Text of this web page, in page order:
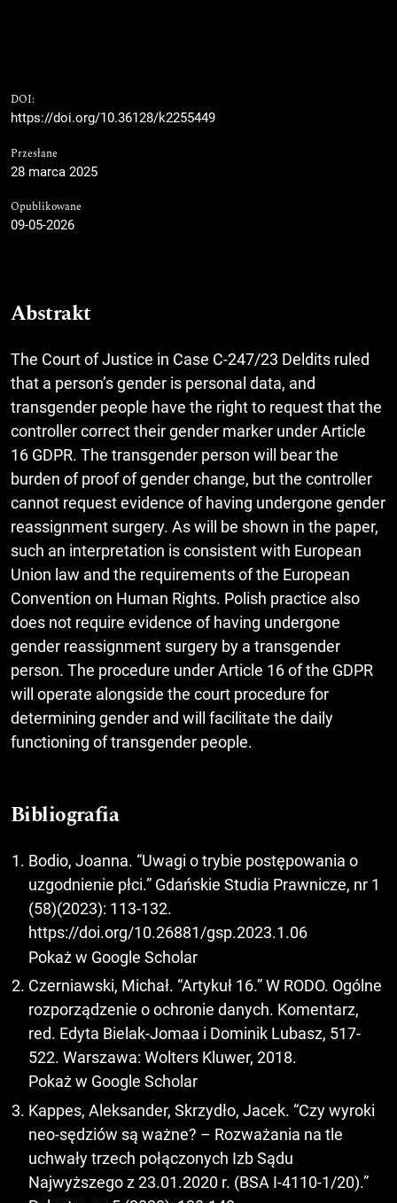
DOI:
https://doi.org/10.36128/k2255449
Przesłane
28 marca 2025
Opublikowane
09-05-2026
Abstrakt
The Court of Justice in Case C-247/23 Deldits ruled
that a person’s gender is personal data, and
transgender people have the right to request that the
controller correct their gender marker under Article
16 GDPR. The transgender person will bear the
burden of proof of gender change, but the controller
cannot request evidence of having undergone gender
reassignment surgery. As will be shown in the paper,
such an interpretation is consistent with European
Union law and the requirements of the European
Convention on Human Rights. Polish practice also
does not require evidence of having undergone
gender reassignment surgery by a transgender
person. The procedure under Article 16 of the GDPR
will operate alongside the court procedure for
determining gender and will facilitate the daily
functioning of transgender people.
Bibliografia
Bodio, Joanna. “Uwagi o trybie postępowania o
uzgodnienie płci.” Gdańskie Studia Prawnicze, nr 1
(58)(2023): 113-132.
https://doi.org/10.26881/gsp.2023.1.06
Pokaż w Google Scholar
Czerniawski, Michał. “Artykuł 16.” W RODO. Ogólne
rozporządzenie o ochronie danych. Komentarz,
red. Edyta Bielak-Jomaa i Dominik Lubasz, 517-
522. Warszawa: Wolters Kluwer, 2018.
Pokaż w Google Scholar
Kappes, Aleksander, Skrzydło, Jacek. “Czy wyroki
neo-sędziów są ważne? – Rozważania na tle
uchwały trzech połączonych Izb Sądu
Najwyższego z 23.01.2020 r. (BSA I-4110-1/20).”